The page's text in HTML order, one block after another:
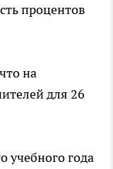
процентов
на
для 26
учебного года